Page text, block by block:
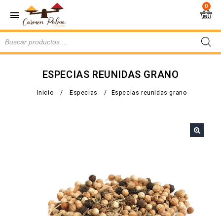
0
ESPECIAS REUNIDAS GRANO
Inicio / Especias / Especias reunidas grano